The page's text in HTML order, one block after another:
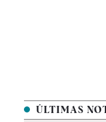
ÚLTIMAS